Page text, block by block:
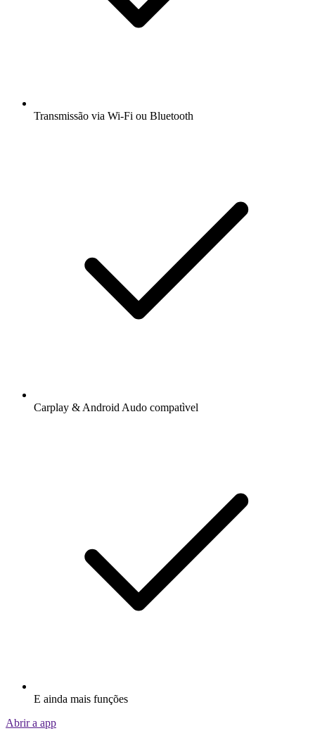
Transmissão via Wi-Fi ou Bluetooth
Carplay & Android Audo compatìvel
E ainda mais funções
Abrir a app